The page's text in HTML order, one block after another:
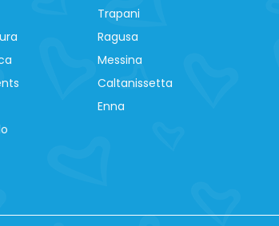
Trapani
Ragusa
Messina
Caltanissetta
Enna